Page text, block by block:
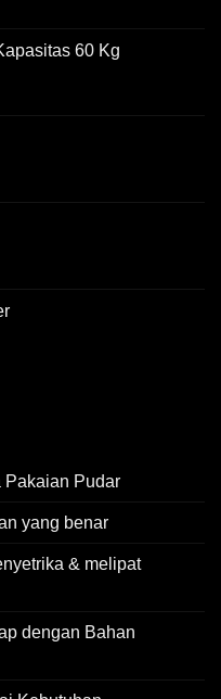
60 Kg
Pakaian Pudar
yang benar
& melipat
dengan Bahan